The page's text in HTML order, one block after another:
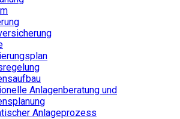
Anlagenberatung und
Anlageprozess